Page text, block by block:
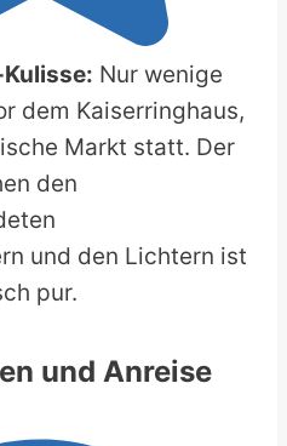
Nur wenige
dem Kaiserringhaus,
Markt statt. Der
den
und den Lichtern ist
pur.
und Anreise